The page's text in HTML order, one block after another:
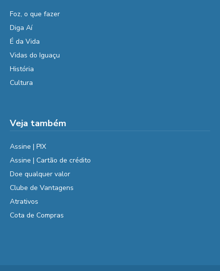
Foz, o que fazer
Diga Aí
É da Vida
Vidas do Iguaçu
História
Cultura
Veja também
Assine | PIX
Assine | Cartão de crédito
Doe qualquer valor
Clube de Vantagens
Atrativos
Cota de Compras